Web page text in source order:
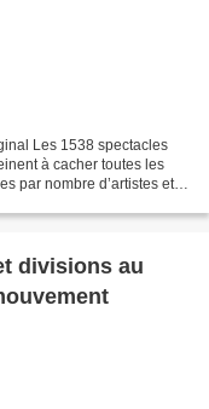
Les 1538 spectacles
à cacher toutes les
par nombre d’artistes et
divisions au